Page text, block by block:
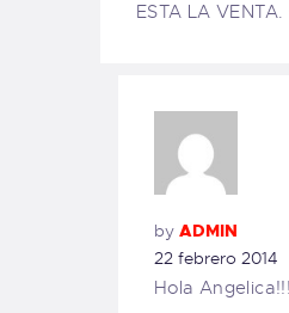
ESTA LA VENTA.
by ADMIN
22 febrero 2014
Hola Angelica!!!